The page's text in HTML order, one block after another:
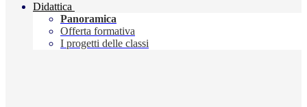
Didattica
Panoramica
Offerta formativa
I progetti delle classi